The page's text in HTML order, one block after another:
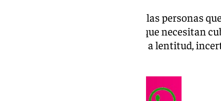
Esta es una buena noticia. Para las personas
legalmente, para las empresas que necesitan
que demasiadas veces se asocia a lentitud,